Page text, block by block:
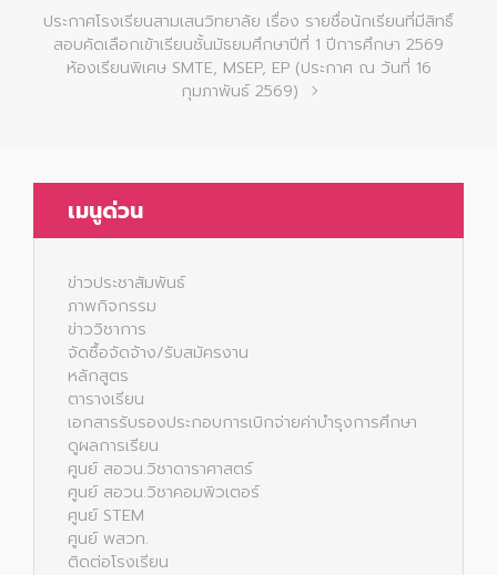
ประกาศโรงเรียนสามเสนวิทยาลัย เรื่อง รายชื่อนักเรียนที่มีสิทธิ์
สอบคัดเลือกเข้าเรียนชั้นมัธยมศึกษาปีที่ 1 ปีการศึกษา 2569
ห้องเรียนพิเศษ SMTE, MSEP, EP (ประกาศ ณ วันที่ 16
กุมภาพันธ์ 2569)
เมนูด่วน
ข่าวประชาสัมพันธ์
ภาพกิจกรรม
ข่าววิชาการ
จัดซื้อจัดจ้าง/รับสมัครงาน
หลักสูตร
ตารางเรียน
เอกสารรับรองประกอบการเบิกจ่ายค่าบำรุงการศึกษา
ดูผลการเรียน
ศูนย์ สอวน.วิชาดาราศาสตร์
ศูนย์ สอวน.วิชาคอมพิวเตอร์
ศูนย์ STEM
ศูนย์ พสวท.
ติดต่อโรงเรียน